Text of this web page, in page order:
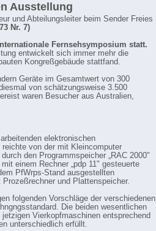
Ausstellung
und Abteilungsleiter beim Sender Freies
Nr. 7)
Fernsehsymposium statt.
entwickelt sich immer mehr die
Kongreßgebäude stattfand.
Geräte im Gesamtwert von 300
von schätzungsweise 3.500
waren Besucher aus Australien,
elektronischen
von der mit Kleincomputer
den Programmspeicher „RAC 2000"
einem Rechner „pdp 11" gesteuerte
PfWrps-Stand ausgestellten
und Plattenspeicher.
folgenden Vorschläge der verschiedenen
Die beiden wesentlichen
Vierkopfmaschinen entsprechend
unterschiedlich erfüllt.